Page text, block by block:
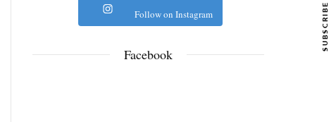
Follow on Instagram
Facebook
SUBSCRIBE